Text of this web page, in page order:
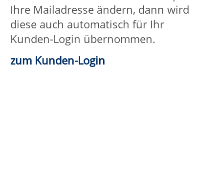
VolkshochschuleLIPPSTADT
Lippstadt-Anröchte-Erwitte-Rüthen-
Warstein
Barthstraße 2
| 59557 Lippstadt
02941 2895-0